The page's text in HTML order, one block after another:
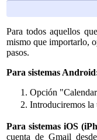
Para todos aquellos
mismo que importarlo,
pasos.
Para sistemas
Opción
Introduciremos
Para sistemas iOS
cuenta de Gmail